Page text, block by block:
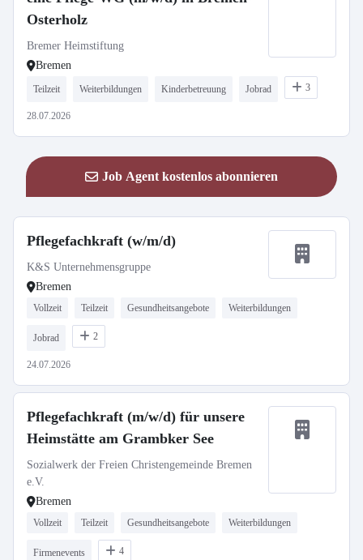
Osterholz
Bremer Heimstiftung
Bremen
Teilzeit Weiterbildungen Kinderbetreuung Jobrad 3
28.07.2026
Job Agent kostenlos abonnieren
Pflegefachkraft (w/m/d)
K&S Unternehmensgruppe
Bremen
Vollzeit Teilzeit Gesundheitsangebote Weiterbildungen
Jobrad 2
24.07.2026
Pflegefachkraft (m/w/d) für unsere
Heimstätte am Grambker See
Sozialwerk der Freien Christengemeinde Bremen
e.V.
Bremen
Vollzeit Teilzeit Gesundheitsangebote Weiterbildungen
Firmenevents 4